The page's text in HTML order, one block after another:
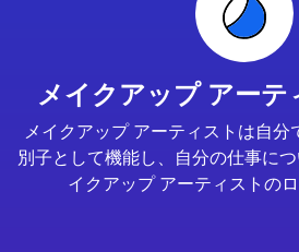
メイクアップ アーテ
メイクアップ アーティストは自分
別子として機能し、自分の仕事に
イクアップ アーティストのロ